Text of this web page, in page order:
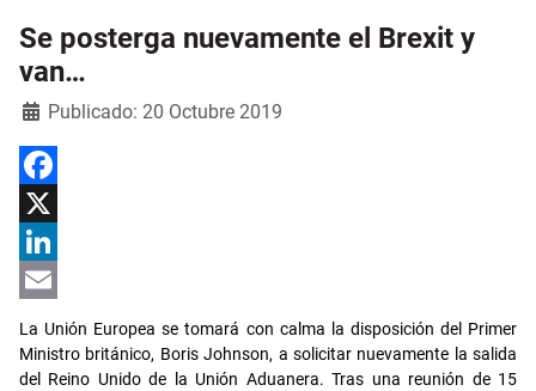
Se posterga nuevamente el Brexit y
van…
DetallesPublicado: 20 Octubre 2019
Facebook
X
LinkedIn
La Unión Europea se tomará con calma la disposición del Primer
Ministro británico, Boris Johnson, a solicitar nuevamente la salida
del Reino Unido de la Unión Aduanera. Tras una reunión de 15